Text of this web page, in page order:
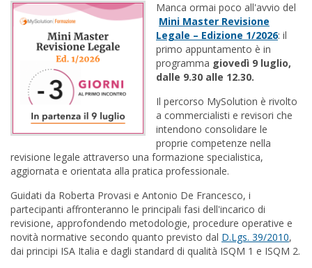
Manca ormai poco all'avvio del
Mini Master Revisione
Legale – Edizione 1/2026: il
primo appuntamento è in
programma giovedì 9 luglio,
dalle 9.30 alle 12.30.
Il percorso MySolution è rivolto
a commercialisti e revisori che
intendono consolidare le
proprie competenze nella
revisione legale attraverso una formazione specialistica,
aggiornata e orientata alla pratica professionale.
Guidati da Roberta Provasi e Antonio De Francesco, i
partecipanti affronteranno le principali fasi dell'incarico di
revisione, approfondendo metodologie, procedure operative e
novità normative secondo quanto previsto dal D.Lgs. 39/2010,
dai principi ISA Italia e dagli standard di qualità ISQM 1 e ISQM 2.